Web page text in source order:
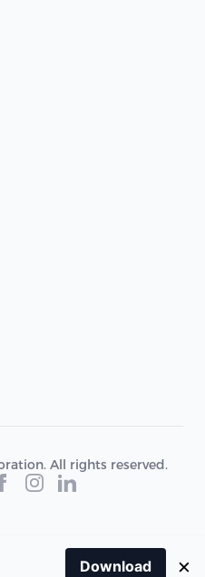
All rights reserved.
Download ×